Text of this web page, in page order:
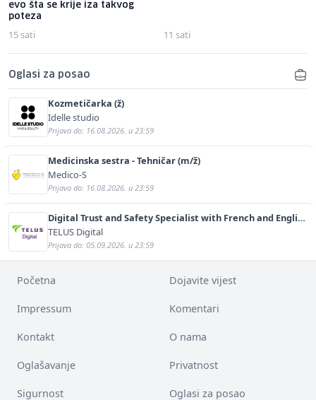
evo šta se krije iza takvog
poteza
15 sati 11 sati
Oglasi za posao
Kozmetičarka (ž)
Idelle studio
Prijava do: 16.08.2026. u 23:59
Medicinska sestra - Tehničar (m/ž)
Medico-S
Prijava do: 16.08.2026. u 23:59
Digital Trust and Safety Specialist with French and English
(m/f)
TELUS Digital
Prijava do: 05.09.2026. u 23:59
Početna Dojavite vijest
Impressum Komentari
Kontakt O nama
Oglašavanje Privatnost
Sigurnost Oglasi za posao